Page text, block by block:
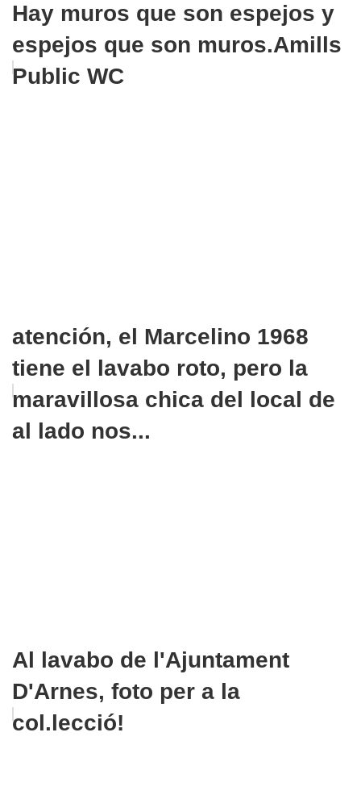
Hay muros que son espejos y
espejos que son muros.Amills
Public WC
atención, el Marcelino 1968
tiene el lavabo roto, pero la
maravillosa chica del local de
al lado nos...
Al lavabo de l'Ajuntament
D'Arnes, foto per a la
col.lecció!